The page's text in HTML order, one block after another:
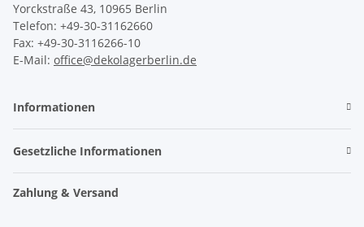
Yorckstraße 43, 10965 Berlin
Telefon: +49-30-31162660
Fax: +49-30-3116266-10
E-Mail: office@dekolagerberlin.de
Informationen
Gesetzliche Informationen
Zahlung & Versand